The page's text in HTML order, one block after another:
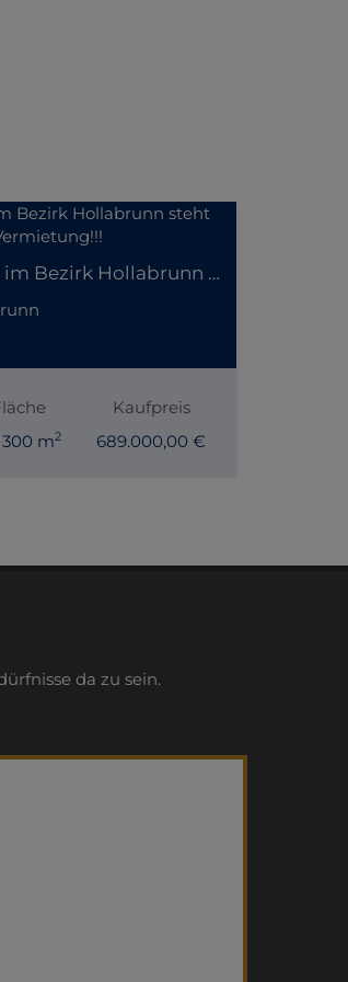
Gewerbeobjekt im Bezirk Hollabrunn steht zum Verkauf oder Vermietung!!!
300 m2
Kaufpreis
689.000,00 €
da zu sein.